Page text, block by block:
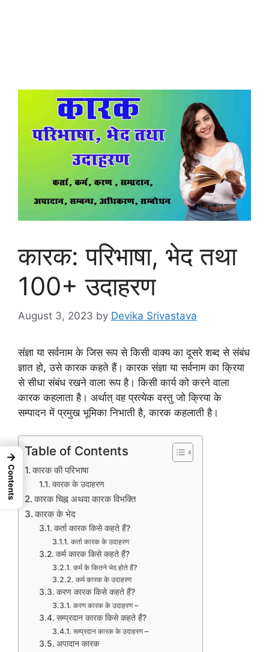
कारक: परिभाषा, भेद तथा
100+ उदाहरण
August 3, 2023 by Devika Srivastava
संज्ञा या सर्वनाम के जिस रूप से किसी वाक्य का दूसरे शब्द से संबंध
ज्ञात हो, उसे कारक कहते हैं। कारक संज्ञा या सर्वनाम का क्रिया
से सीधा संबंध रखने वाला रूप है। किसी कार्य को करने वाला
कारक कहलाता है। अर्थात् वह प्रत्येक वस्तु जो क्रिया के
सम्पादन में प्रमुख भूमिका निभाती है, कारक कहलाती है।
Table of Contents
कारक की परिभाषा
कारक के उदाहरण
कारक चिह्न अथवा कारक विभक्ति
कारक के भेद
कर्ता कारक किसे कहते हैं?
कर्ता कारक के उदाहरण
कर्म कारक किसे कहते हैं?
कर्म के कितने भेद होते हैं?
कर्म कारक के उदाहरण
करण कारक किसे कहते हैं?
करण कारक के उदाहरण –
सम्प्रदान कारक किसे कहते हैं?
सम्प्रदान कारक के उदाहरण –
अपादान कारक
→
Contents